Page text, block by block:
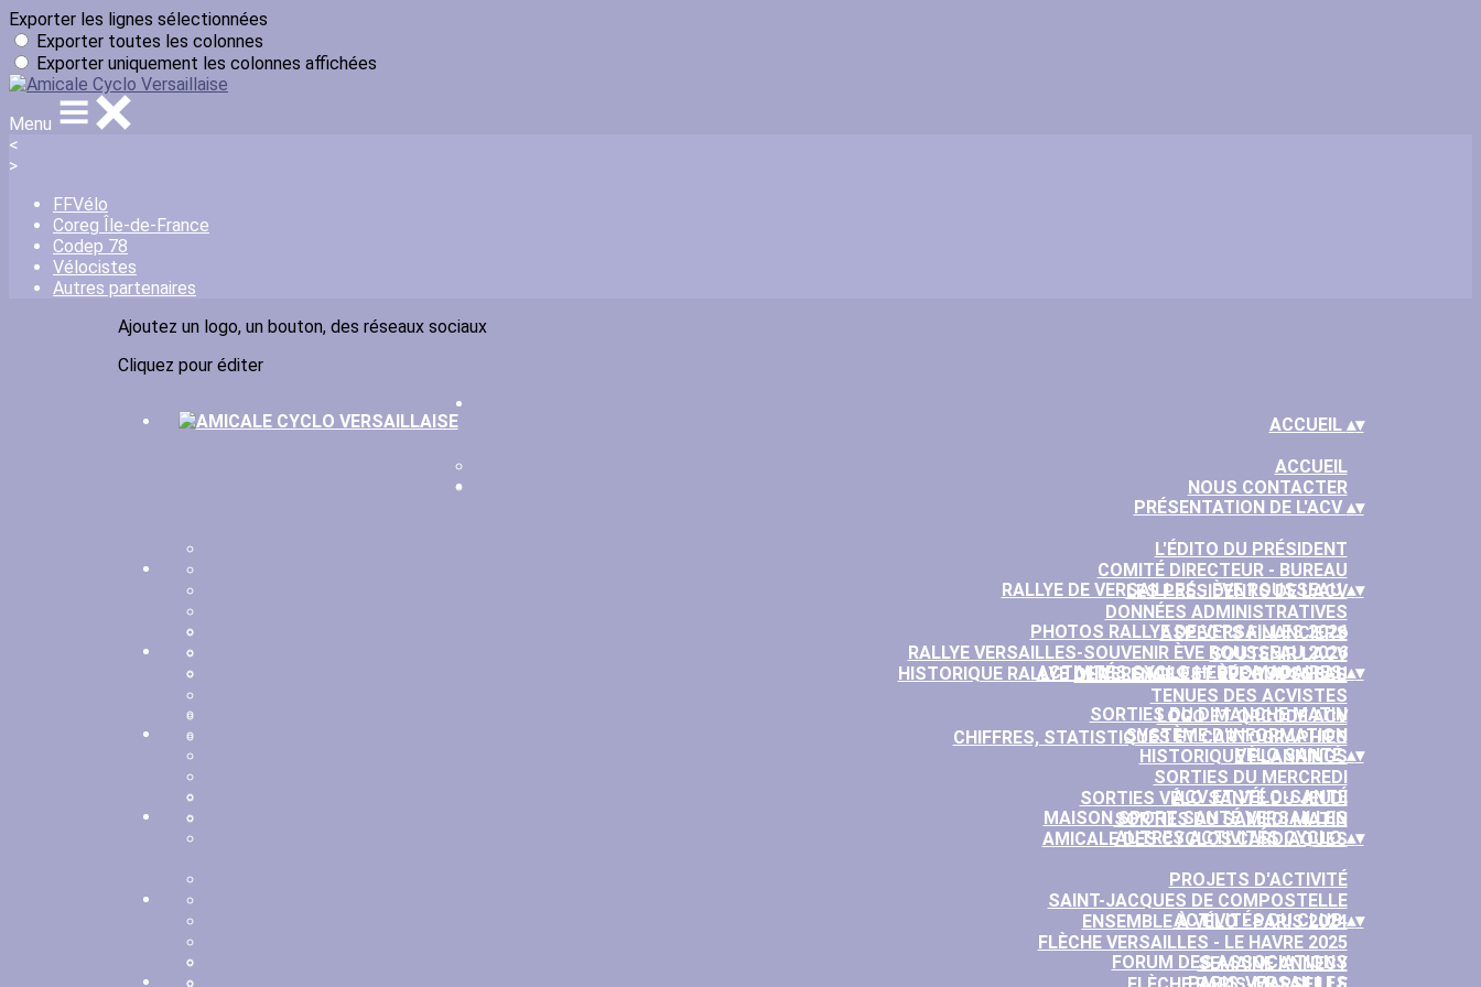
Exporter les lignes sélectionnées
Exporter toutes les colonnes
Exporter uniquement les colonnes affichées
Menu
<
>
FFVélo
Coreg Île-de-France
Codep 78
Vélocistes
Autres partenaires
Ajoutez un logo, un bouton, des réseaux sociaux
Cliquez pour éditer
ACCUEIL ▴▾
ACCUEIL
NOUS CONTACTER
PRÉSENTATION DE L'ACV ▴▾
L'ÉDITO DU PRÉSIDENT
COMITÉ DIRECTEUR - BUREAU
LES PRÉSIDENTS DE L'ACV
DONNÉES ADMINISTRATIVES
ASPECTS FINANCIERS
SOUTENIR L'ACV
CHALLENGES ET RÉCOMPENSES
TENUES DES ACVISTES
LOGO ET QRCODE ACV
CHIFFRES, STATISTIQUES ET CARTOGRAPHIES
RALLYE DE VERSAILLES - ÈVE ROUSSEAU▴▾
PHOTOS RALLYE DE VERSAILLES 2026
RALLYE VERSAILLES-SOUVENIR ÈVE ROUSSEAU 2026
HISTORIQUE RALLYE DE VERSAILLES - ÈVE ROUSSEAU
ACTIVITÉS CYCLO HEBDOMADAIRES▴▾
SORTIES DU DIMANCHE MATIN
SYSTÈME D'INFORMATION
HISTORIQUE PLANNINGS
SORTIES DU MERCREDI
SORTIES VÉLO SANTÉ DU JEUDI
SORTIES DU SAMEDI MATIN
VÉLO SANTÉ▴▾
ACV ET VÉLO-SANTÉ
MAISON SPORT SANTÉ VERSAILLES
AMICALE DES CYCLOS CARDIAQUES
AUTRES ACTIVITÉS CYCLO▴▾
PROJETS D'ACTIVITÉ
SAINT-JACQUES DE COMPOSTELLE
ENSEMBLE À VÉLO - PARIS 2024
FLÈCHE VERSAILLES - LE HAVRE 2025
SEMAINE ANNECY
ACTIVITÉS DU CLUB▴▾
FORUM DES ASSOCIATIONS